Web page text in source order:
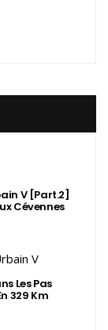
V [Part.2]
Cévennes
Les Pas
329 Km